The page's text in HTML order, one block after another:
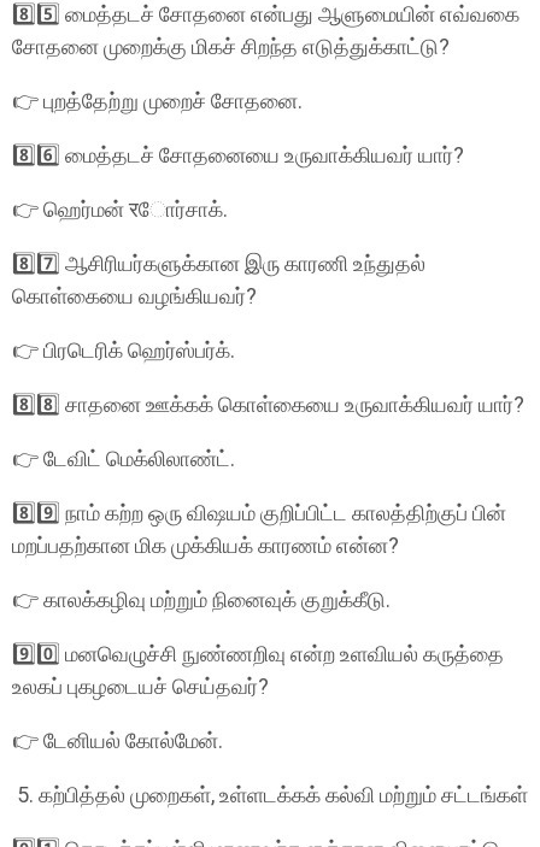
8️⃣5️⃣ மைத்தடச் சோதனை என்பது ஆளுமையின் எவ்வகை
சோதனை முறைக்கு மிகச் சிறந்த எடுத்துக்காட்டு?
👉 புறத்தேற்று முறைச் சோதனை.
8️⃣6️⃣ மைத்தடச் சோதனையை உருவாக்கியவர் யார்?
👉 ஹெர்மன் रோர்சாக்.
8️⃣7️⃣ ஆசிரியர்களுக்கான இரு காரணி உந்துதல்
கொள்கையை வழங்கியவர்?
👉 பிரடெரிக் ஹெர்ஸ்பர்க்.
8️⃣8️⃣ சாதனை ஊக்கக் கொள்கையை உருவாக்கியவர் யார்?
👉 டேவிட் மெக்லிலாண்ட்.
8️⃣9️⃣ நாம் கற்ற ஒரு விஷயம் குறிப்பிட்ட காலத்திற்குப் பின்
மறப்பதற்கான மிக முக்கியக் காரணம் என்ன?
👉 காலக்கழிவு மற்றும் நினைவுக் குறுக்கீடு.
9️⃣0️⃣ மனவெழுச்சி நுண்ணறிவு என்ற உளவியல் கருத்தை
உலகப் புகழடையச் செய்தவர்?
👉 டேனியல் கோல்மேன்.
5. கற்பித்தல் முறைகள், உள்ளடக்கக் கல்வி மற்றும் சட்டங்கள்